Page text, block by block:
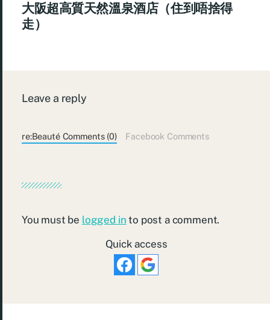
大阪超高質天然溫泉酒店（住到唔捨得
走）
Leave a reply
re:Beauté Comments (0) Facebook Comments
You must be logged in to post a comment.
Quick access